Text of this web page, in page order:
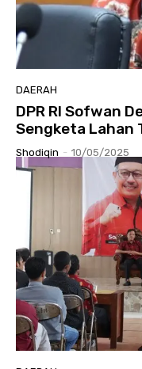
DAERAH
DPR RI Sofwan
Sengketa Lahan
Shodiqin - 10/05/2025